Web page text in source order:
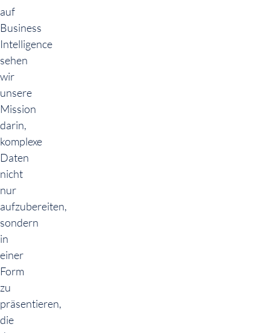
auf
Business
Intelligence
sehen
wir
unsere
Mission
darin,
komplexe
Daten
nicht
nur
aufzubereiten,
sondern
in
einer
Form
zu
präsentieren,
die